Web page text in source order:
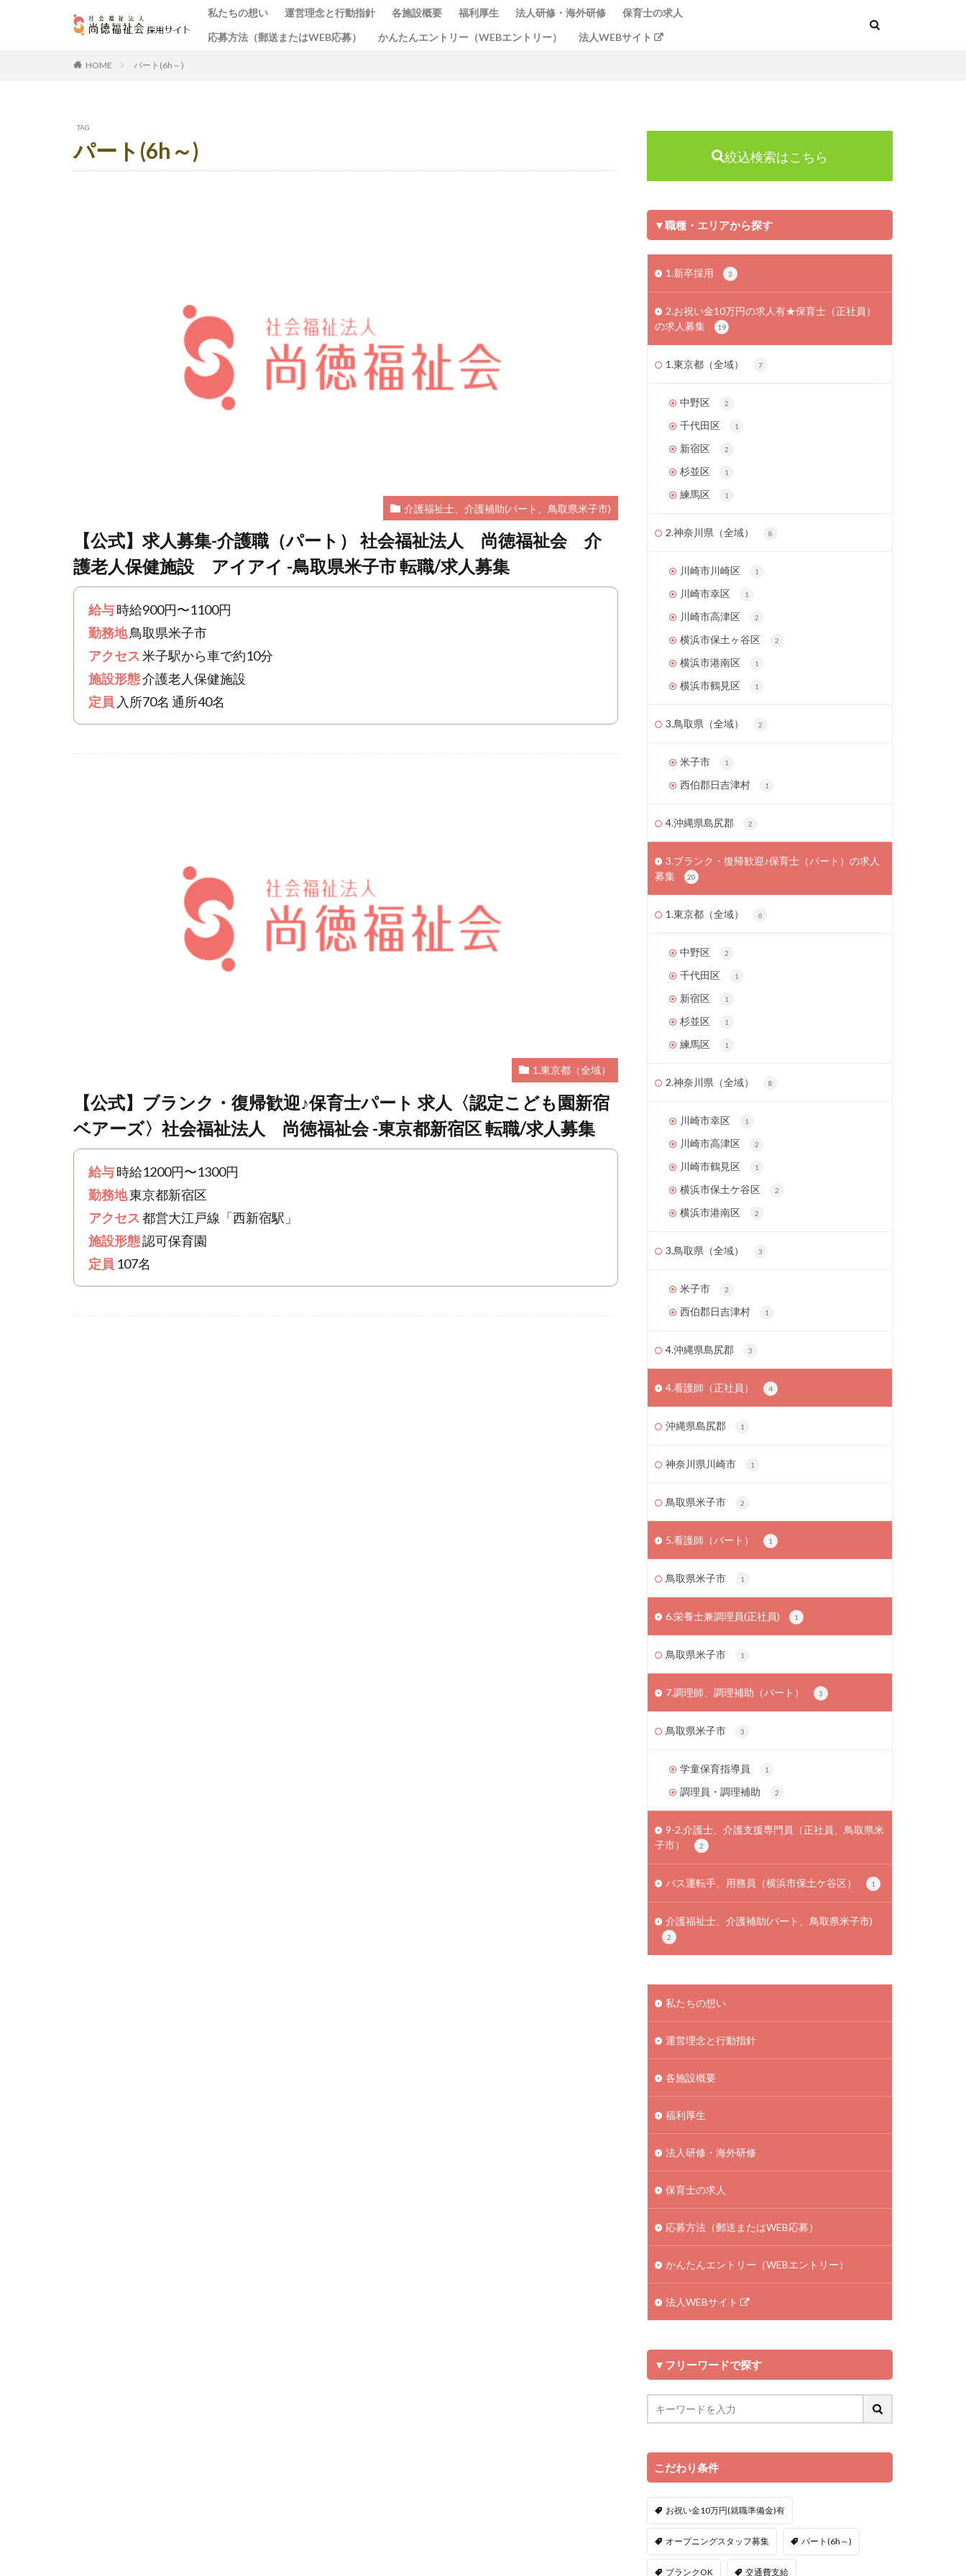
私たちの想い 運営理念と行動指針 各施設概要 福利厚生 法人研修・海外研修
保育士の求人
応募方法（郵送またはWEB応募）
かんたんエントリー（WEBエントリー） 法人WEBサイト
HOME パート(6h～)
TAG
パート(6h～)
介護福祉士、介護補助(パート、鳥取県米子市)
【公式】求人募集-介護職（パート） 社会福祉法人 尚徳福祉会 介
護老人保健施設 アイアイ -鳥取県米子市 転職/求人募集
給与時給900円〜1100円
勤務地鳥取県米子市
アクセス 米子駅から車で約10分
施設形態介護老人保健施設
定員 入所70名 通所40名
1.東京都（全域）
【公式】ブランク・復帰歓迎♪保育士パート 求人〈認定こども園新宿
ベアーズ〉社会福祉法人 尚徳福祉会 -東京都新宿区 転職/求人募集
給与時給1200円〜1300円
勤務地東京都新宿区
アクセス 都営大江戸線「西新宿駅」
施設形態認可保育園
定員 107名
絞込検索はこちら
▼職種・エリアから探す
1.新卒採用 3
2.お祝い金10万円の求人有★保育士（正社員）
の求人募集
19
1.東京都（全域） 7
中野区 2
千代田区 1
新宿区 2
杉並区 1
練馬区 1
2.神奈川県（全域） 8
川崎市川崎区 1
川崎市幸区 1
川崎市高津区 2
横浜市保土ヶ谷区 2
横浜市港南区 1
横浜市鶴見区 1
3.鳥取県（全域） 2
米子市 1
西伯郡日吉津村 1
4.沖縄県島尻郡 2
3.ブランク・復帰歓迎♪保育士（パート）の求人
募集
20
1.東京都（全域） 6
中野区 2
千代田区 1
新宿区 1
杉並区 1
練馬区 1
2.神奈川県（全域） 8
川崎市幸区 1
川崎市高津区 2
川崎市鶴見区 1
横浜市保土ケ谷区 2
横浜市港南区 2
3.鳥取県（全域） 3
米子市 2
西伯郡日吉津村 1
4.沖縄県島尻郡 3
4.看護師（正社員） 4
沖縄県島尻郡 1
神奈川県川崎市 1
鳥取県米子市 2
5.看護師（パート） 1
鳥取県米子市 1
6.栄養士兼調理員(正社員) 1
鳥取県米子市 1
7.調理師、調理補助（パート） 3
鳥取県米子市 3
学童保育指導員 1
調理員・調理補助 2
9-2.介護士、介護支援専門員（正社員、鳥取県米
子市）
2
バス運転手、用務員（横浜市保土ケ谷区） 1
介護福祉士、介護補助(パート、鳥取県米子市)
2
私たちの想い
運営理念と行動指針
各施設概要
福利厚生
法人研修・海外研修
保育士の求人
応募方法（郵送またはWEB応募）
かんたんエントリー（WEBエントリー）
法人WEBサイト
▼フリーワードで探す
こだわり条件
お祝い金10万円(就職準備金)有
オープニングスタッフ募集 パート(6h～)
ブランクOK 交通費支給